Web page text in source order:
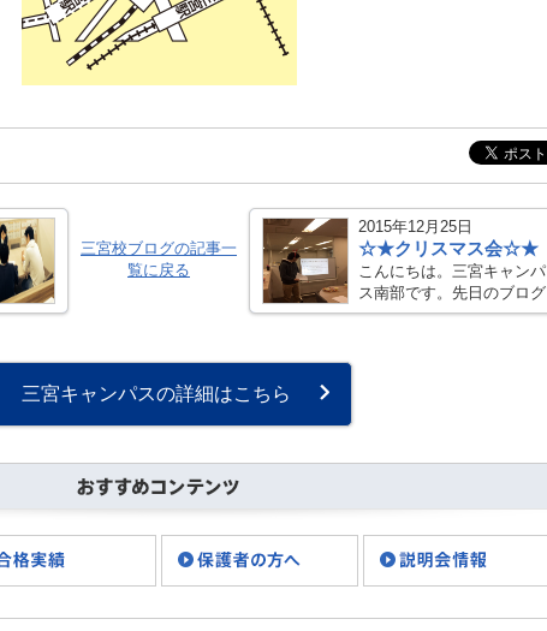
三宮校ブログの記事一
覧に戻る
2015年12月25日
☆★クリスマス会☆★
こんにちは。三宮キャンパ
ス南部です。先日のブログ
でも書いたように、クリス
三宮キャンパスの詳細はこちら